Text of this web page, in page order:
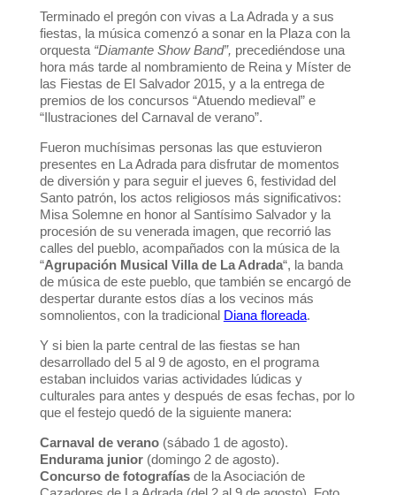
Terminado el pregón con vivas a La Adrada y a sus
fiestas, la música comenzó a sonar en la Plaza con la
orquesta “Diamante Show Band”, precediéndose una
hora más tarde al nombramiento de Reina y Míster de
las Fiestas de El Salvador 2015, y a la entrega de
premios de los concursos “Atuendo medieval” e
“Ilustraciones del Carnaval de verano”.
Fueron muchísimas personas las que estuvieron
presentes en La Adrada para disfrutar de momentos
de diversión y para seguir el jueves 6, festividad del
Santo patrón, los actos religiosos más significativos:
Misa Solemne en honor al Santísimo Salvador y la
procesión de su venerada imagen, que recorrió las
calles del pueblo, acompañados con la música de la
“Agrupación Musical Villa de La Adrada“, la banda
de música de este pueblo, que también se encargó de
despertar durante estos días a los vecinos más
somnolientos, con la tradicional Diana floreada.
Y si bien la parte central de las fiestas se han
desarrollado del 5 al 9 de agosto, en el programa
estaban incluidos varias actividades lúdicas y
culturales para antes y después de esas fechas, por lo
que el festejo quedó de la siguiente manera:
Carnaval de verano(sábado 1 de agosto).
Endurama junior(domingo 2 de agosto).
Concurso de fotografías de la Asociación de